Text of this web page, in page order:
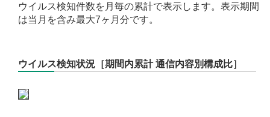
ウイルス検知件数を月毎の累計で表示します。表示期間
は当月を含み最大7ヶ月分です。
ウイルス検知状況［期間内累計 通信内容別構成比］